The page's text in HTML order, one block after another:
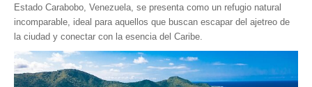
Parque Nacional Morrocoy
Parque Nacional Península de Paria
Parque Nacional Sierra Nevada
Parque Nacional Cinaruco-Capanaparo
Estado Carabobo, Venezuela, se presenta como un refugio natural
incomparable, ideal para aquellos que buscan escapar del ajetreo de
la ciudad y conectar con la esencia del Caribe.